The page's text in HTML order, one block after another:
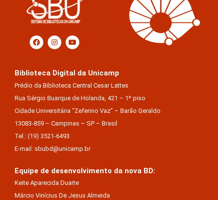
Biblioteca Digital da Unicamp
Prédio da Biblioteca Central Cesar Lattes
Rua Sérgio Buarque de Holanda, 421 – 1º piso
Cidade Universitária “Zeferino Vaz” – Barão Geraldo
13083-859 – Campinas – SP – Brasil
Tel.: (19) 3521-6493
E-mail: sbubd@unicamp.br
Equipe de desenvolvimento da nova BD:
Keite Aparecida Duarte
Márcio Vinícius De Jesus Almeida